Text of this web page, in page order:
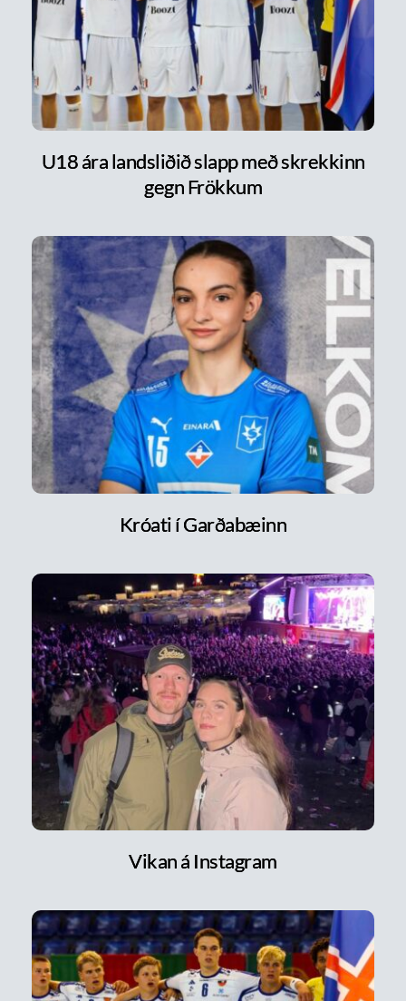
U18 ára landsliðið slapp með skrekkinn
gegn Frökkum
Króati í Garðabæinn
Vikan á Instagram